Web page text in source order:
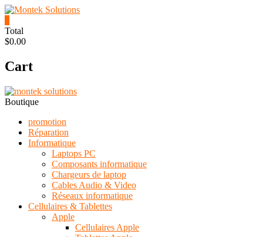
Skip
content
Montek
Solutions
Réparation
vente
|
Ordinateur,
cellulaire
électronique
Total
$0.00
Cart
Boutique
promotion
Réparation
Informatique
Laptops PC
Composants informatique
Chargeurs de laptop
Cables Audio & Video
Réseaux informatique
Cellulaires & Tablettes
Apple
Cellulaires Apple